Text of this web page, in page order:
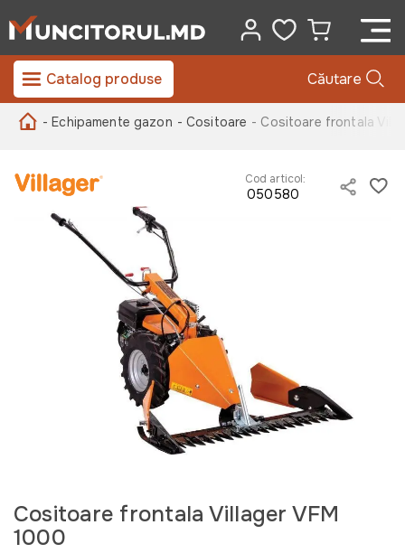
Catalog produse Căutare
- Echipamente gazon - Cositoare - Cositoare frontala
Cod articol:
050580
Cositoare frontala Villager VFM
1000